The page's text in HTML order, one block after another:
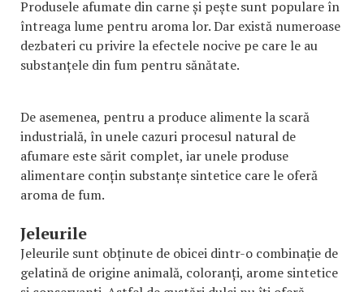
Produsele afumate din carne și pește sunt populare în
întreaga lume pentru aroma lor. Dar există numeroase
dezbateri cu privire la efectele nocive pe care le au
substanțele din fum pentru sănătate.
De asemenea, pentru a produce alimente la scară
industrială, în unele cazuri procesul natural de
afumare este sărit complet, iar unele produse
alimentare conțin substanțe sintetice care le oferă
aroma de fum.
Jeleurile
Jeleurile sunt obținute de obicei dintr-o combinație de
gelatină de origine animală, coloranți, arome sintetice